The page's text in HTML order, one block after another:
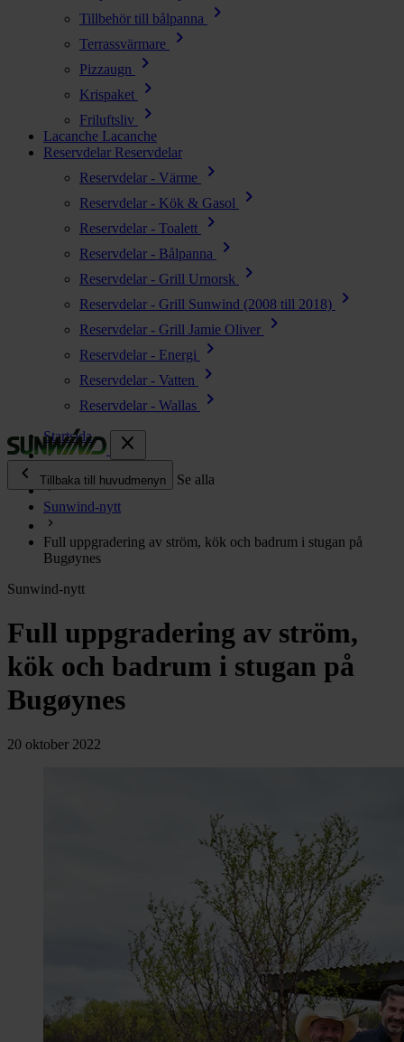
Tillbehör till bålpanna chevron_right
Terrassvärmare chevron_right
Pizzaugn chevron_right
Krispaket chevron_right
Friluftsliv chevron_right
Lacanche Lacanche
Reservdelar Reservdelar
Reservdelar - Värme
chevron_right
Reservdelar - Kök & Gasol chevron_right
Reservdelar - Toalett chevron_right
Reservdelar - Bålpanna chevron_right
Reservdelar - Grill Urnorsk chevron_right
Reservdelar - Grill Sunwind (2008 till 2018) chevron_right
Reservdelar - Grill Jamie Oliver chevron_right
Reservdelar - Energi chevron_right
Reservdelar - Vatten chevron_right
Reservdelar - Wallas
chevron_right
close
chevron_left
Tillbaka till huvudmenyn Se alla
Energi chevron_right
Kök & Gasol chevron_right
Värme
Toalett chevron_right
Grill & Fritid chevron_right
Reservdelar chevron_right
Startsida
Sunwind-nytt
Full uppgradering av ström, kök och badrum i stugan på
Bugøynes
Sunwind-nytt
Full uppgradering av ström,
kök och badrum i stugan på
Bugøynes
20 oktober 2022